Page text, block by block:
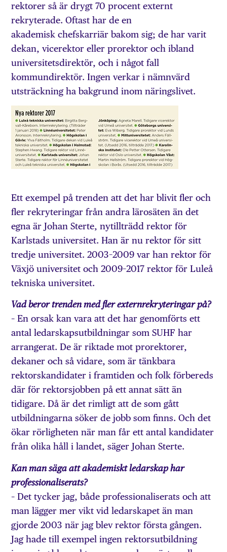
rektorer så är drygt 70 procent externt
rekryterade. Oftast har de en
akademisk chefskarriär bakom sig; de har varit
dekan, vicerektor eller prorektor och ibland
universitetsdirektör, och i något fall
kommundirektör. Ingen verkar i nämnvärd
utsträckning ha bakgrund inom näringslivet.
Ett exempel på trenden att det har blivit fler och
fler rekryteringar från andra lärosäten än det
egna är Johan Sterte, nytillträdd rektor för
Karlstads universitet. Han är nu rektor för sitt
tredje universitet. 2003–2009 var han rektor för
Växjö universitet och 2009–2017 rektor för Luleå
tekniska universitet.
Vad beror trenden med fler externrekryteringar på?
– En orsak kan vara att det har genomförts ett
antal ledarskapsutbildningar som SUHF har
arrangerat. De är riktade mot prorektorer,
dekaner och så vidare, som är tänkbara
rektorskandidater i framtiden och folk förbereds
där för rektorsjobben på ett annat sätt än
tidigare. Då är det rimligt att de som gått
utbildningarna söker de jobb som finns. Och det
ökar rörligheten när man får ett antal kandidater
från olika håll i landet, säger Johan Sterte.
Kan man säga att akademiskt ledarskap har
professionaliserats?
– Det tycker jag, både professionaliserats och att
man lägger mer vikt vid ledarskapet än man
gjorde 2003 när jag blev rektor första gången.
Jag hade till exempel ingen rektorsutbildning